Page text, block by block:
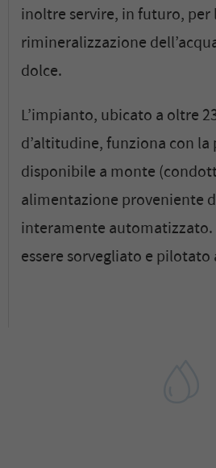
inoltre servire, in futuro, per
rimineralizzazione
dolce.
L’impianto, ubicato a oltre
d’altitudine, funziona con la
disponibile a monte
alimentazione proveniente
interamente
essere sorvegliato e pilotato